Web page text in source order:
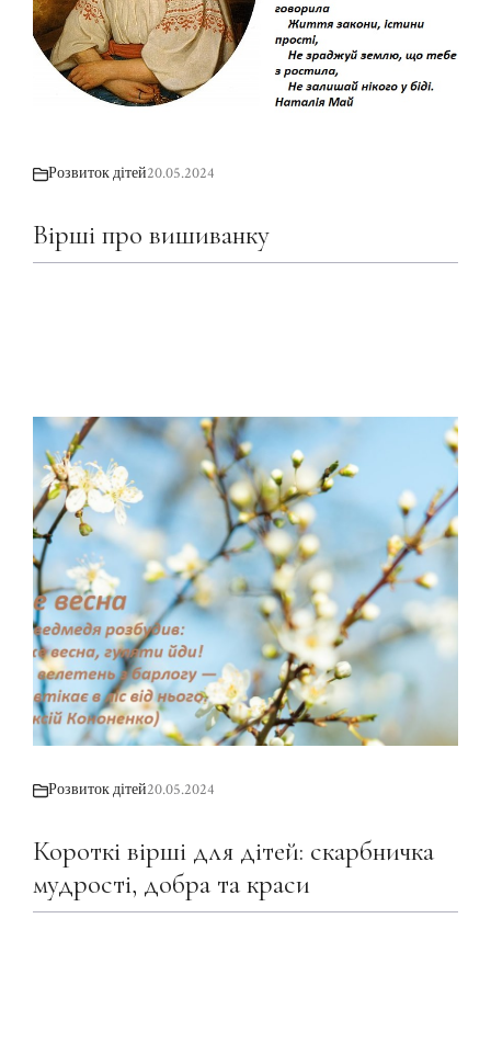
Розвиток дітей20.05.2024
Вірші про вишиванку
Розвиток дітей20.05.2024
Короткі вірші для дітей: скарбничка
мудрості, добра та краси